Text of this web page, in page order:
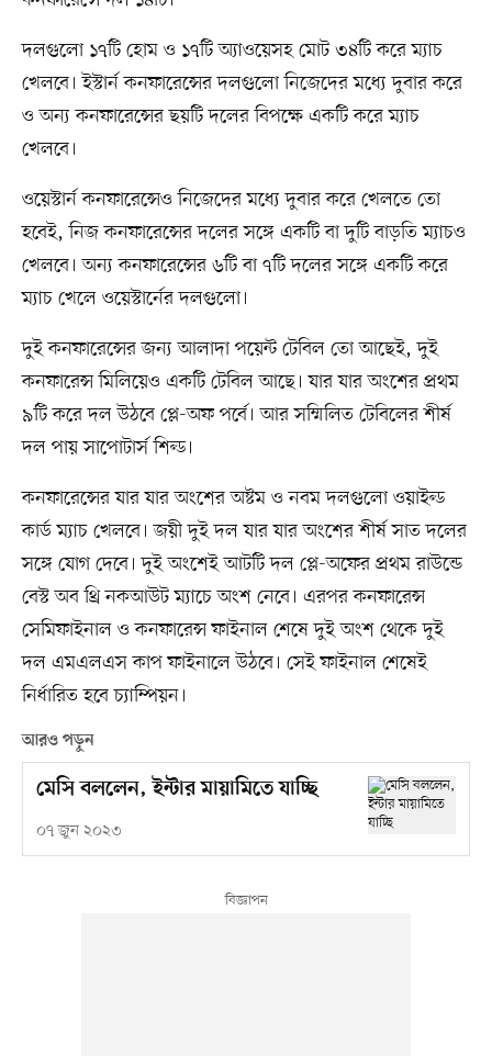
দলগুলো ১৭টি হোম ও ১৭টি অ্যাওয়েসহ মোট ৩৪টি করে ম্যাচ
খেলবে। ইস্টার্ন কনফারেন্সের দলগুলো নিজেদের মধ্যে দুবার করে
ও অন্য কনফারেন্সের ছয়টি দলের বিপক্ষে একটি করে ম্যাচ
খেলবে।
ওয়েস্টার্ন কনফারেন্সেও নিজেদের মধ্যে দুবার করে খেলতে তো
হবেই, নিজ কনফারেন্সের দলের সঙ্গে একটি বা দুটি বাড়তি ম্যাচও
খেলবে। অন্য কনফারেন্সের ৬টি বা ৭টি দলের সঙ্গে একটি করে
ম্যাচ খেলে ওয়েস্টার্নের দলগুলো।
দুই কনফারেন্সের জন্য আলাদা পয়েন্ট টেবিল তো আছেই, দুই
কনফারেন্স মিলিয়েও একটি টেবিল আছে। যার যার অংশের প্রথম
৯টি করে দল উঠবে প্লে-অফ পর্বে। আর সম্মিলিত টেবিলের শীর্ষ
দল পায় সাপোটার্স শিল্ড।
কনফারেন্সের যার যার অংশের অষ্টম ও নবম দলগুলো ওয়াইল্ড
কার্ড ম্যাচ খেলবে। জয়ী দুই দল যার যার অংশের শীর্ষ সাত দলের
সঙ্গে যোগ দেবে। দুই অংশেই আটটি দল প্লে-অফের প্রথম রাউন্ডে
বেস্ট অব থ্রি নকআউট ম্যাচে অংশ নেবে। এরপর কনফারেন্স
সেমিফাইনাল ও কনফারেন্স ফাইনাল শেষে দুই অংশ থেকে দুই
দল এমএলএস কাপ ফাইনালে উঠবে। সেই ফাইনাল শেষেই
নির্ধারিত হবে চ্যাম্পিয়ন।
আরও পড়ুন
মেসি বললেন, ইন্টার মায়ামিতে যাচ্ছি
০৭ জুন ২০২৩